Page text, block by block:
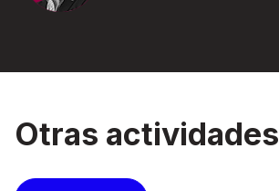
Otras actividades